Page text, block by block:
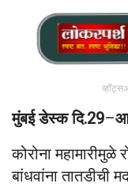
मुंबई डेस्क दि.29–
कोरोना
बांधवांना तातडीची